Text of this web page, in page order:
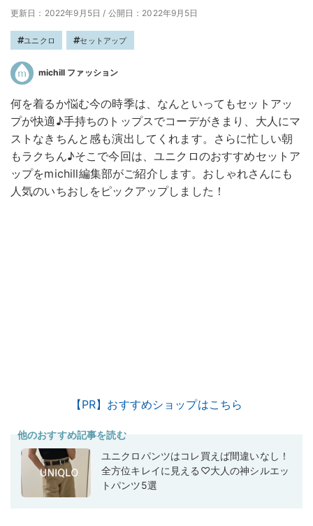
更新日：2022年9月5日 / 公開日：2022年9月5日
ユニクロ セットアップ
michill ファッション
何を着るか悩む今の時季は、なんといってもセットアッ
プが快適♪手持ちのトップスでコーデがきまり、大人にマ
ストなきちんと感も演出してくれます。さらに忙しい朝
もラクちん♪そこで今回は、ユニクロのおすすめセットア
ップをmichill編集部がご紹介します。おしゃれさんにも
人気のいちおしをピックアップしました！
【PR】おすすめショップはこちら
他のおすすめ記事を読む
ユニクロパンツはコレ買えば間違いなし！
全方位キレイに見える♡大人の神シルエッ
トパンツ5選